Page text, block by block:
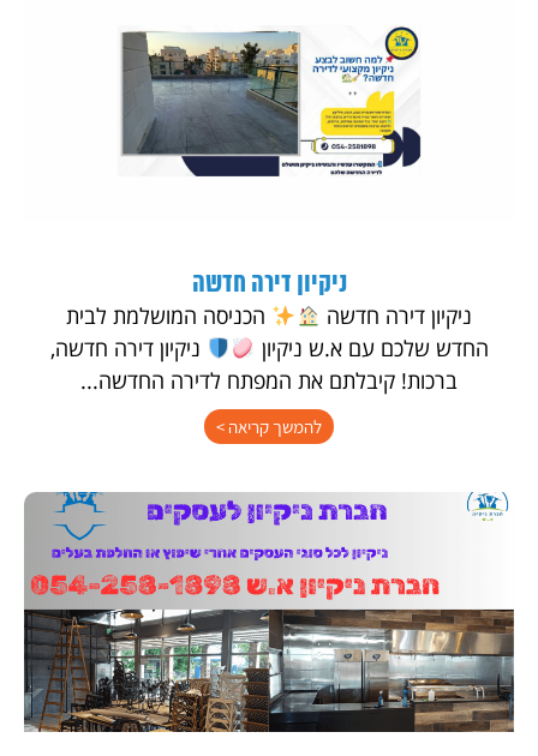
ניקיון דירה חדשה
ניקיון דירה חדשה
הכניסה המושלמת לבית
החדש שלכם עם א.ש ניקיון
ניקיון דירה חדשה,
ברכות! קיבלתם את המפתח לדירה החדשה...
להמשך קריאה >